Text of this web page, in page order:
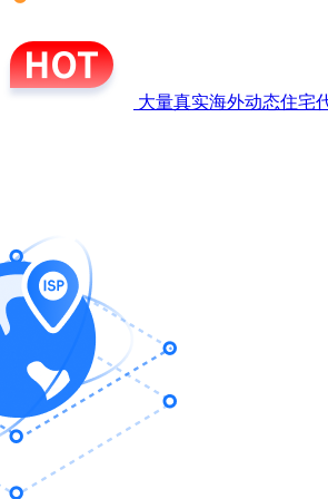
大量真实海外动态住宅